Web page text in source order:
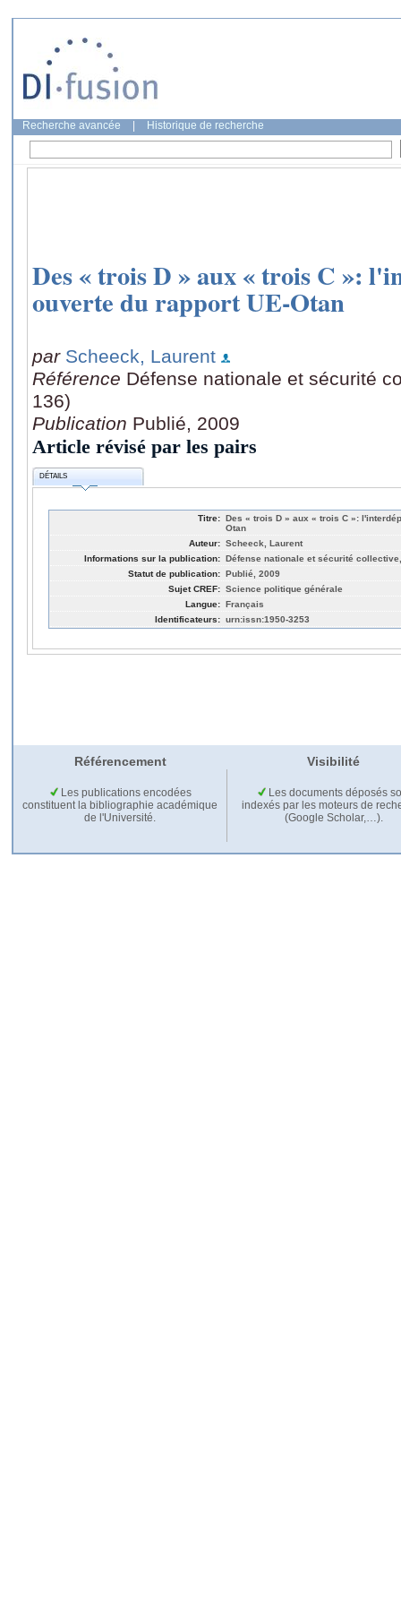
Recherche avancée Historique de recherche
Des « trois D » aux « trois C »:
ouverte du rapport UE-Otan
par Scheeck, Laurent
Référence Défense nationale et sécurité
136)
Publication Publié, 2009
Article révisé par les pairs
DÉTAILS
Titre: Des « trois D » aux « trois C »:
Otan
Auteur: Scheeck, Laurent
Informations sur la publication: Défense nationale et sécurité
Statut de publication: Publié, 2009
Sujet CREF: Science politique générale
Langue: Français
Identificateurs: urn:issn:1950-3253
Référencement Visibilité
Les publications encodées
constituent la bibliographie académique
de l'Université.
Les documents déposés
indexés par les moteurs de
(Google Scholar,…).